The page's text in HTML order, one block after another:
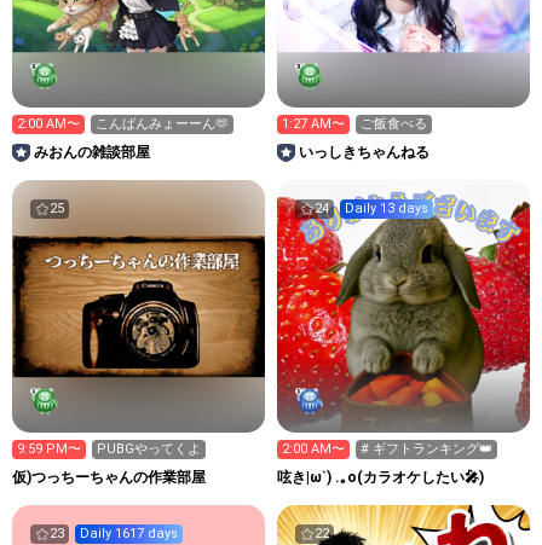
2:00 AM〜 こんばんみょーーん🫶
みおんの雑談部屋
1:27 AM〜 ご飯食べる
いっしきちゃんねる
25
9:59 PM〜 PUBGやってくよ
仮)つっちーちゃんの作業部屋
24 Daily 13 days
2:00 AM〜 # ギフトランキング👑
呟き|ω`) .｡o(カラオケしたい🎤)
23 Daily 1617 days
22